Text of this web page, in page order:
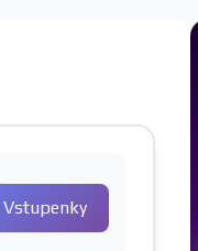
Vstupenky